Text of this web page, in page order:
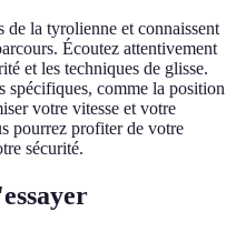
de la tyrolienne et connaissent
Écoutez attentivement
et les techniques de glisse.
spécifiques, comme la position
votre vitesse et votre
pourrez profiter de votre
sécurité.